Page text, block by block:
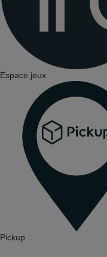
Espace jeux
Pickup